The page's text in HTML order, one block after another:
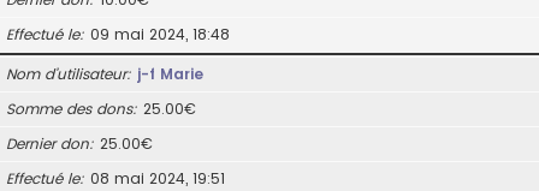
Effectué le 09 mai 2024, 18:48
Nom d’utilisateur j-f Marie
Somme des dons 25.00€
Dernier don 25.00€
Effectué le 08 mai 2024, 19:51